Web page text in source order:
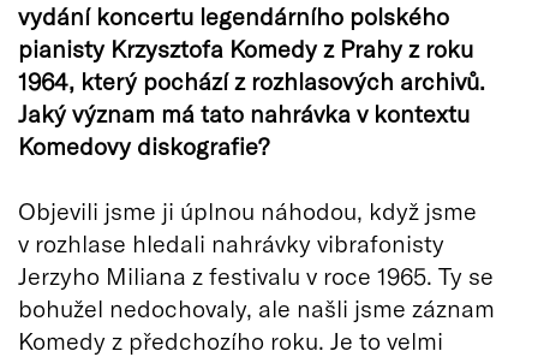
vydání koncertu legendárního polského
pianisty Krzysztofa Komedy z Prahy z roku
1964, který pochází z rozhlasových archivů.
Jaký význam má tato nahrávka v kontextu
Komedovy diskografie?
Objevili jsme ji úplnou náhodou, když jsme
v rozhlase hledali nahrávky vibrafonisty
Jerzyho Miliana z festivalu v roce 1965. Ty se
bohužel nedochovaly, ale našli jsme záznam
Komedy z předchozího roku. Je to velmi